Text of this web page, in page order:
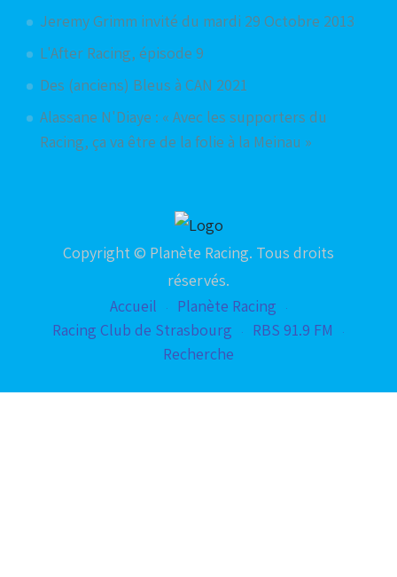
Jeremy Grimm invité du mardi 29 Octobre 2013
L'After Racing, épisode 9
Des (anciens) Bleus à CAN 2021
Alassane N'Diaye : « Avec les supporters du
Racing, ça va être de la folie à la Meinau »
Copyright © Planète Racing. Tous droits
réservés.
Accueil
Planète Racing
Racing Club de Strasbourg
RBS 91.9 FM
Recherche